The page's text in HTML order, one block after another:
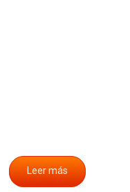
Leer más